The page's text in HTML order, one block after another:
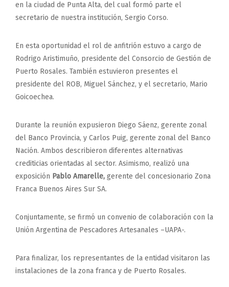
en la ciudad de Punta Alta, del cual formó parte el
secretario de nuestra institución, Sergio Corso.
En esta oportunidad el rol de anfitrión estuvo a cargo de
Rodrigo Aristimuño, presidente del Consorcio de Gestión de
Puerto Rosales. También estuvieron presentes el
presidente del ROB, Miguel Sánchez, y el secretario, Mario
Goicoechea.
Durante la reunión expusieron Diego Sáenz, gerente zonal
del Banco Provincia, y Carlos Puig, gerente zonal del Banco
Nación. Ambos describieron diferentes alternativas
crediticias orientadas al sector. Asimismo, realizó una
exposición Pablo Amarelle, gerente del concesionario Zona
Franca Buenos Aires Sur SA.
Conjuntamente, se firmó un convenio de colaboración con la
Unión Argentina de Pescadores Artesanales –UAPA-.
Para finalizar, los representantes de la entidad visitaron las
instalaciones de la zona franca y de Puerto Rosales.